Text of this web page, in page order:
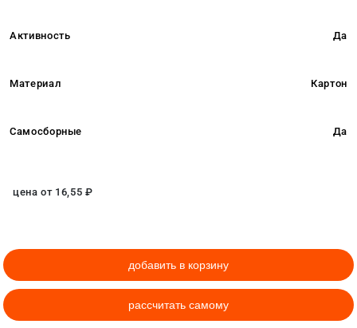
Активность Да
Материал Картон
Самосборные Да
цена от 16,55 ₽
добавить в корзину
рассчитать самому